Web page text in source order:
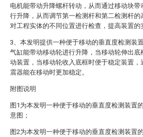
电机能带动升降螺杆转动，从而通过移动块带
行升降，从而调节第一检测杆和第二检测杆的
对工程实体的不同位置进行检查，提高装置的
3、本发明提供一种便于移动的垂直度检测装
气缸能带动移动轮进行升降，当移动轮伸出底
动装置，当移动轮收入底框时便于稳定装置，
震器能在移动时更加稳定。
附图说明
图1为本发明一种便于移动的垂直度检测装置
意图；
图2为本发明一种便于移动的垂直度检测装置